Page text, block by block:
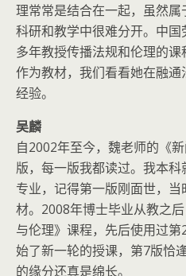
理常常是结合在一起，虽然
科研和教学中很难分开。中
多年教授传播法规和伦理的课
作为教材，我们看看她在融
经验。
吴麟
自2002年至今，魏老师的《
版，每一版我都读过。我本
专业，记得第一版刚面世，
材。2008年博士毕业从教之
与伦理》课程，先后使用过
始了新一轮的授课，第7版恰
的缘分还真是绵长。